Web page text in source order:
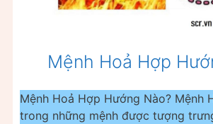
Mệnh Hoả Hợp
Mệnh Hoả Hợp Hướng Nào? Mệnh
trong những mệnh được tượng